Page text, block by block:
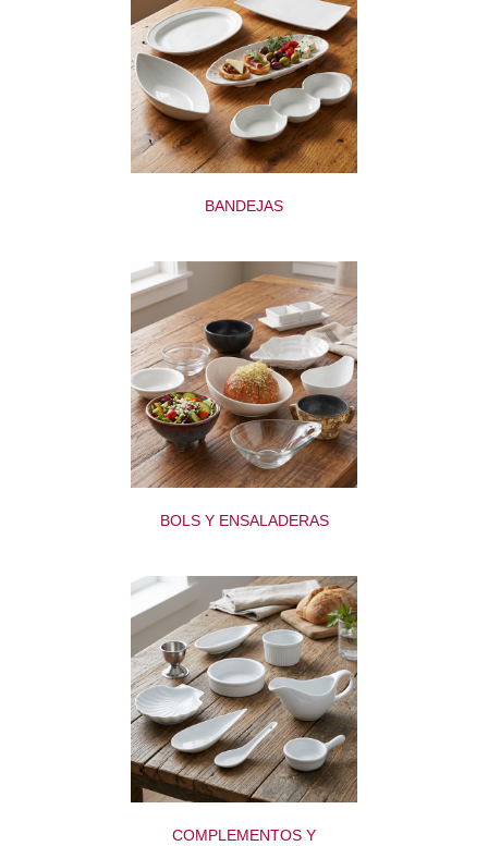
BANDEJAS
BOLS Y ENSALADERAS
COMPLEMENTOS Y